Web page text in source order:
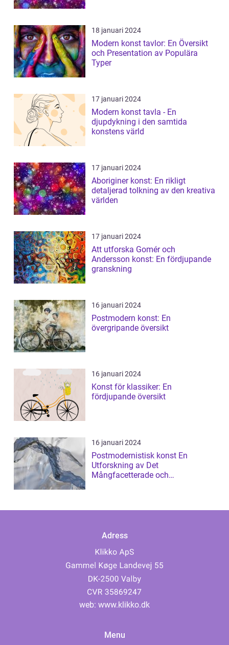
18 januari 2024
Modern konst tavlor: En Översikt
och Presentation av Populära
Typer
17 januari 2024
Modern konst tavla - En
djupdykning i den samtida
konstens värld
17 januari 2024
Aboriginer konst: En rikligt
detaljerad tolkning av den kreativa
världen
17 januari 2024
Att utforska Gomér och
Andersson konst: En fördjupande
granskning
16 januari 2024
Postmodern konst: En
övergripande översikt
16 januari 2024
Konst för klassiker: En
fördjupande översikt
16 januari 2024
Postmodernistisk konst En
Utforskning av Det
Mångfacetterade och
Adress
web: www.klikko.dk
Menu